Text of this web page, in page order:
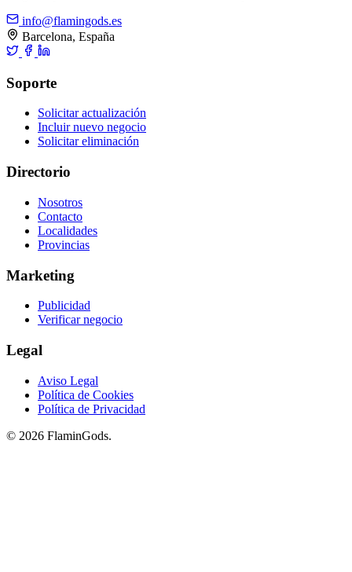
info@flamingods.es
Barcelona, España
Soporte
Solicitar actualización
Incluir nuevo negocio
Solicitar eliminación
Directorio
Nosotros
Contacto
Localidades
Provincias
Marketing
Publicidad
Verificar negocio
Legal
Aviso Legal
Política de Cookies
Política de Privacidad
© 2026 FlaminGods.